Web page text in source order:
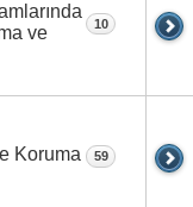
ve
10
Koruma
59